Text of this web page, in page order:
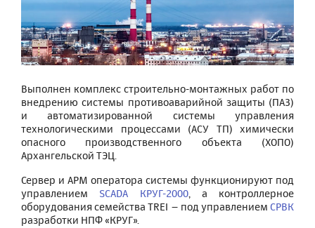
Выполнен комплекс строительно-монтажных работ по
внедрению системы противоаварийной защиты (ПАЗ)
и автоматизированной системы управления
технологическими процессами (АСУ ТП) химически
опасного производственного объекта (ХОПО)
Архангельской ТЭЦ.
Сервер и АРМ оператора системы функционируют под
управлением SCADA КРУГ-2000, а контроллерное
оборудования семейства TREI – под управлением СРВК
разработки НПФ «КРУГ».